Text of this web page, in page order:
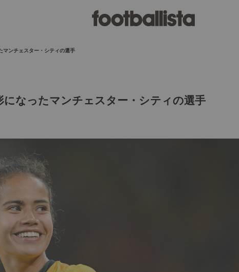
マンチェスター・シティの選手
なったマンチェスター・シティの選手